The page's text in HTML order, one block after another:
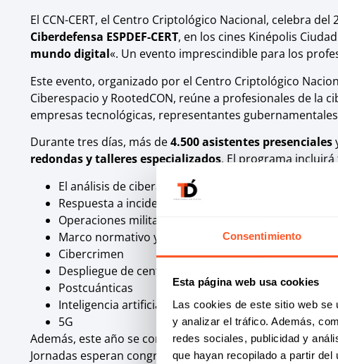
Consentimiento
Esta página web usa cookies
Las cookies de este sitio web
y analizar el tráfico. Además,
redes sociales, publicidad y
que hayan recopilado a partir
El CCN-CERT, el Centro Criptológico Nacional, celebra
Ciberdefensa ESPDEF-CERT, en los cines Kinépolis
mundo digital«. Un evento imprescindible para los
Este evento, organizado por el Centro Criptológico
Ciberespacio y RootedCON, reúne a profesionales de la
empresas tecnológicas, representantes
Durante tres días, más de4.500 asistentes presenciales
redondas y talleres especializados. El programa
El análisis de ciberamenazas
Respuesta a incidentes
Operaciones militares en el ciberespacio
Marco normativo y legislación en ciberseguridad,
Cibercrimen
Despliegue de centros de operaciones de
Postcuánticas
Inteligencia artificial
5G
Además, este año se contará con más de 150 ponentes
Jornadas esperan congregar a más de 6.000